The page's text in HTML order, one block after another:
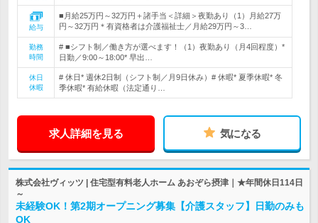
給与
■月給25万円～32万円＋諸手当＜詳細＞夜勤あり（1）月給27万
円～32万円＊有資格者は介護福祉士／月給29万円～3…
勤務
時間
# ■シフト制／働き方が選べます！（1）夜勤あり（月4回程度）*
日勤／9:00～18:00* 早出…
休日
休暇
# 休日* 週休2日制（シフト制／月9日休み）# 休暇* 夏季休暇* 冬
季休暇* 有給休暇（法定通り…
求人詳細を見る 気になる
株式会社ヴィッツ | 住宅型有料老人ホーム あおぞら摂津｜★年間休日114日
～
未経験OK！第2期オープニング募集【介護スタッフ】日勤のみも
OK